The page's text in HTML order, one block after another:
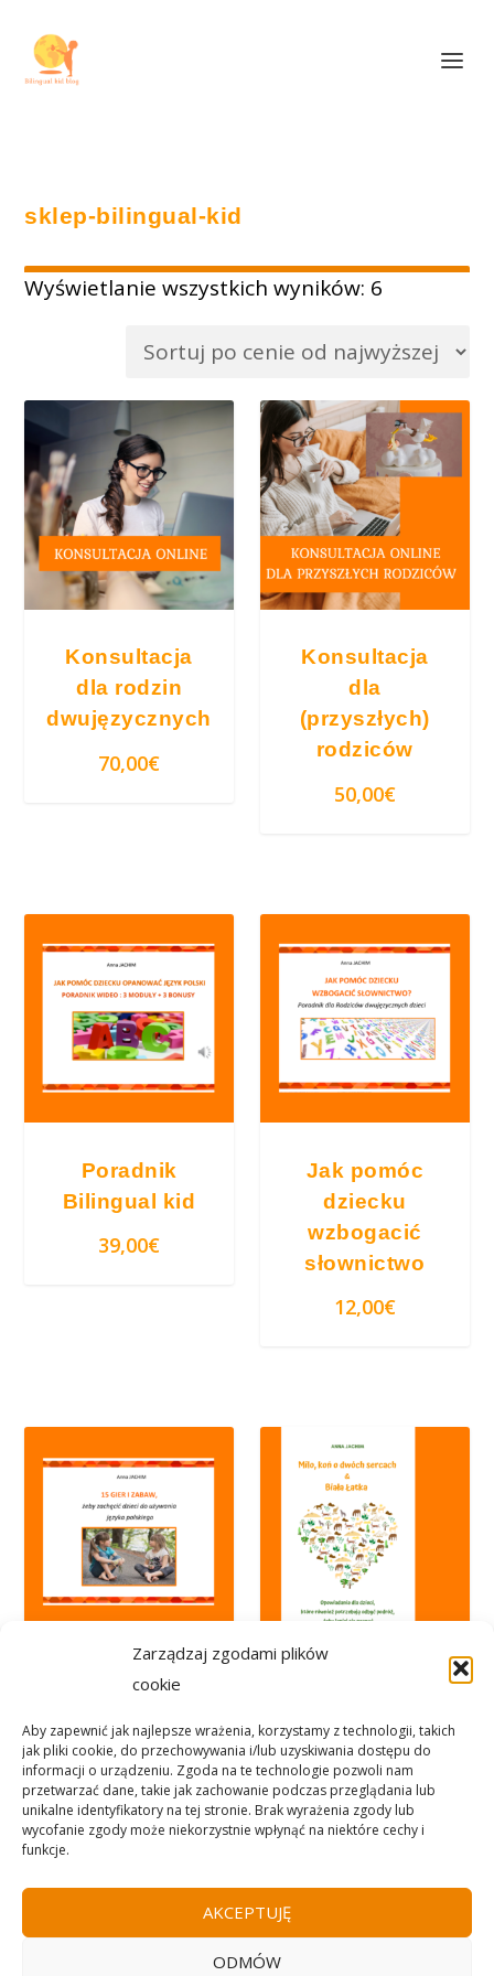
Zarządzaj zgodami plików
cookie
Aby zapewnić jak najlepsze wrażenia, korzystamy z technologii, takich
jak pliki cookie, do przechowywania i/lub uzyskiwania dostępu do
informacji o urządzeniu. Zgoda na te technologie pozwoli nam
przetwarzać dane, takie jak zachowanie podczas przeglądania lub
unikalne identyfikatory na tej stronie. Brak wyrażenia zgody lub
wycofanie zgody może niekorzystnie wpłynąć na niektóre cechy i
funkcje.
AKCEPTUJĘ
ODMÓW
sklep-bilingual-kid
Wyświetlanie wszystkich wyników: 6
s
r
t
o
w
a
n
e
e
ł
u
g
c
d
w
y
s
o
i
e
j
d
o
i
j
Konsultacja
dla rodzin
dwujęzycznych
70,00€
Konsultacja
dla
(przyszłych)
rodziców
50,00€
Poradnik
Bilingual kid
39,00€
Jak pomóc
dziecku
wzbogacić
słownictwo
12,00€
Gry i zabawy
języka
10,00€
dzieci (ebook)
7,50€